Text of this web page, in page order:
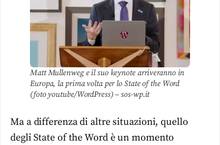
Matt Mullenweg e il suo keynote arriveranno in
Europa, la prima volta per lo State of the Word
(foto youtube/WordPress) – sos-wp.it
Ma a differenza di altre situazioni, quello
degli State of the Word è un momento